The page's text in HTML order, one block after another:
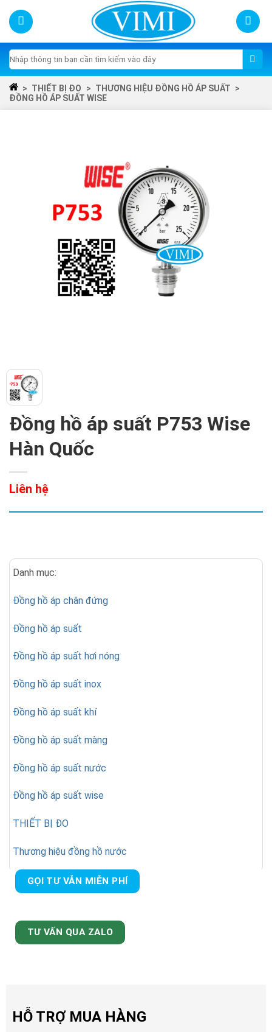
Skip
content
Tìm
kiếm:
> THIẾT BỊ ĐO > THƯƠNG HIỆU ĐỒNG HỒ ÁP SUẤT >
ĐỒNG HỒ ÁP SUẤT WISE
Đồng hồ áp suất P753 Wise
Hàn Quốc
Liên hệ
Danh mục:
Đồng hồ áp chân đứng
Đồng hồ áp suất
Đồng hồ áp suất hơi nóng
Đồng hồ áp suất inox
Đồng hồ áp suất khí
Đồng hồ áp suất màng
Đồng hồ áp suất nước
Đồng hồ áp suất wise
THIẾT BỊ ĐO
Thương hiệu đồng hồ nước
GỌI TƯ VẪN MIỄN PHÍ
TƯ VẤN QUA ZALO
HỖ TRỢ MUA HÀNG